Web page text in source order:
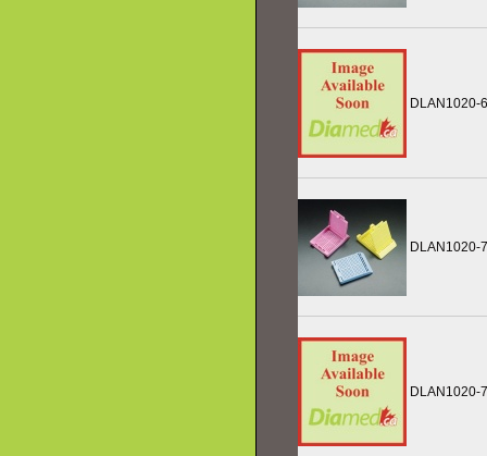
DLAN1020-
DLAN1020-7
DLAN1020-